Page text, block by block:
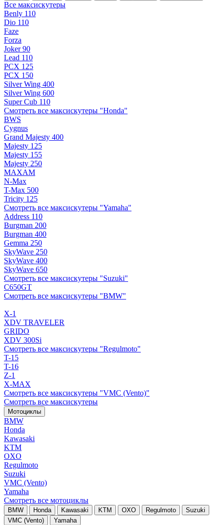
Все максискутеры
Benly 110
Dio 110
Faze
Forza
Joker 90
Lead 110
PCX 125
PCX 150
Silver Wing 400
Silver Wing 600
Super Cub 110
Смотреть все максискутеры "Honda"
BWS
Cygnus
Grand Majesty 400
Majesty 125
Majesty 155
Majesty 250
MAXAM
N-Max
T-Max 500
Tricity 125
Смотреть все максискутеры "Yamaha"
Address 110
Burgman 200
Burgman 400
Gemma 250
SkyWave 250
SkyWave 400
SkyWave 650
Смотреть все максискутеры "Suzuki"
C650GT
Смотреть все максискутеры "BMW"
X-1
XDV TRAVELER
GRIDO
XDV 300Si
Смотреть все максискутеры "Regulmoto"
T-15
T-16
Z-1
X-MAX
Смотреть все максискутеры "VMC (Vento)"
Смотреть все максискутеры
Мотоциклы
BMW
Honda
Kawasaki
KTM
OXO
Regulmoto
Suzuki
VMC (Vento)
Yamaha
Смотреть все мотоциклы
BMW Honda Kawasaki KTM OXO Regulmoto
Suzuki
VMC (Vento)
Yamaha